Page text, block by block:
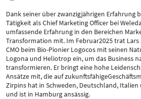
Dank seiner über zwanzigjährigen Erfahrung
Tätigkeit als Chief Marketing Officer bei
umfassende Erfahrung in den Bereichen
Transformation mit. Im Februar2025 trat Lars
CMO beim Bio-Pionier Logocos mit seinen
Logona und Heliotrop ein, um das Business
transformieren. Er bringt eine hohe
Ansätze mit, die auf
Zirpins hat in Schweden, Deutschland, Italien
und ist in Hamburg ansässig.